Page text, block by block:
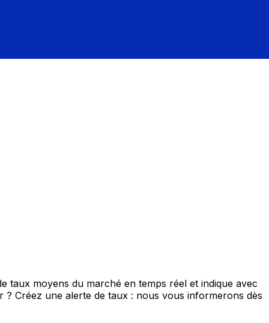
taux moyens du marché en temps réel et indique avec
Créez une alerte de taux : nous vous informerons dès